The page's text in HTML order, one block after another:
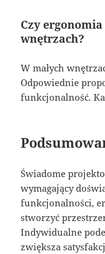
Czy
wnętrzach?
W małych
Odpowiednie
funkcjonalność.
Świadome
wymagający
funkcjonalności,
stworzyć
Indywidualne
zwiększa